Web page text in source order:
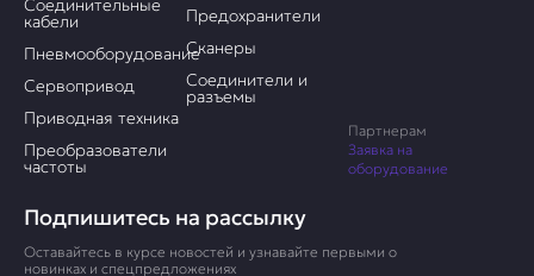
Подпишитесь на рассылку
Оставайтесь в курсе новостей и узнавайте первыми о
новинках и спецпредложениях
Соединительные
кабели
Пневмооборудование
Сервопривод
Приводная техника
Преобразователи
частоты
Предохранители
Сканеры
Соединители и
разъемы
Партнерам
Заявка на
оборудование